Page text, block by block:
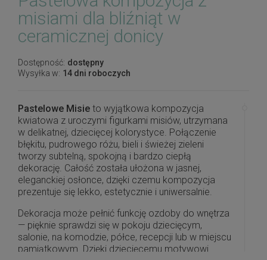
misiami dla bliźniąt w
ceramicznej donicy
Dostępność: dostępny
Wysyłka w: 14 dni roboczych
Pastelowe Misie to wyjątkowa kompozycja
kwiatowa z uroczymi figurkami misiów, utrzymana
w delikatnej, dziecięcej kolorystyce. Połączenie
błękitu, pudrowego różu, bieli i świeżej zieleni
tworzy subtelną, spokojną i bardzo ciepłą
dekorację. Całość została ułożona w jasnej,
eleganckiej osłonce, dzięki czemu kompozycja
prezentuje się lekko, estetycznie i uniwersalnie.
Dekoracja może pełnić funkcję ozdoby do wnętrza
— pięknie sprawdzi się w pokoju dziecięcym,
salonie, na komodzie, półce, recepcji lub w miejscu
pamiątkowym. Dzięki dziecięcemu motywowi